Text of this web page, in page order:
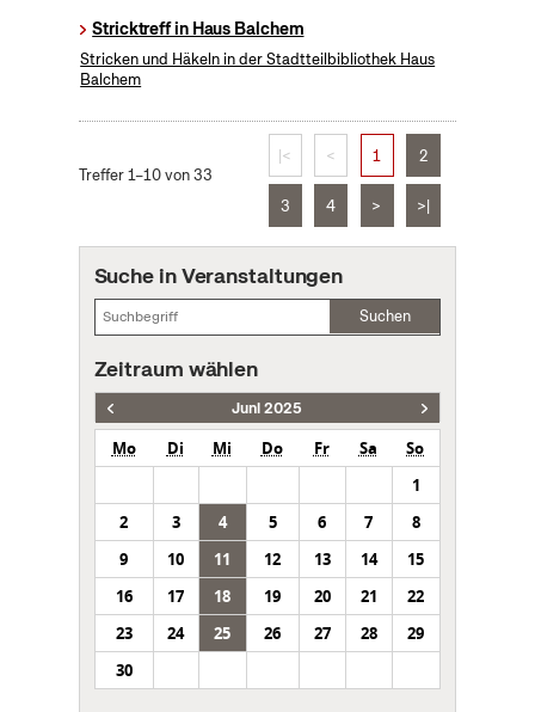
Stricktreff in Haus Balchem
Stricken und Häkeln in der Stadtteilbibliothek Haus
Balchem
Treffer 1–10 von 33
|< < 1 2
3 4 > >|
Suche in Veranstaltungen
Suchen
Zeitraum wählen
Juni 2025
Mo Di Mi Do Fr Sa
So
1
2
3 4 5 6 7
8
9
10 11 12 13 14
15
16
17 18 19 20 21
22
23
24 25 26 27 28
29
30